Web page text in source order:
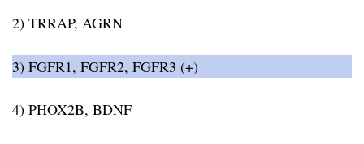
2) TRRAP, AGRN
3) FGFR1, FGFR2, FGFR3 (+)
4) PHOX2B, BDNF